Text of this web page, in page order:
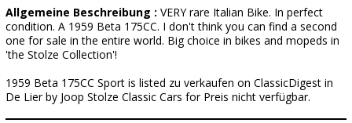
Allgemeine Beschreibung : VERY rare Italian Bike. In perfect
condition. A 1959 Beta 175CC. I don't think you can find a second
one for sale in the entire world. Big choice in bikes and mopeds in
'the Stolze Collection'!
1959 Beta 175CC Sport is listed zu verkaufen on ClassicDigest in
De Lier by Joop Stolze Classic Cars for Preis nicht verfügbar.